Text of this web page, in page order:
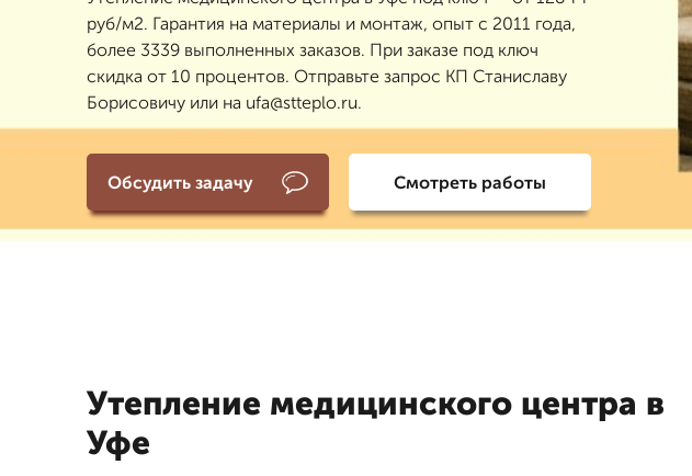
руб/м2. Гарантия на материалы и монтаж, опыт с 2011 года,
более 3339 выполненных заказов. При заказе под ключ
скидка от 10 процентов. Отправьте запрос КП Станиславу
Борисовичу или на ufa@stteplo.ru.
Обсудить задачу Смотреть работы
Утепление медицинского центра в
Уфе